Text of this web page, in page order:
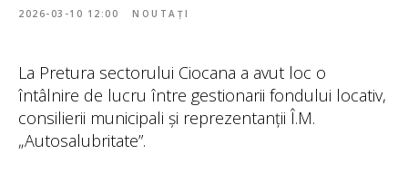
2026-03-10 12:00 NOUTAȚI
La Pretura sectorului Ciocana a avut loc o
întâlnire de lucru între gestionarii fondului locativ,
consilierii municipali și reprezentanții Î.M.
„Autosalubritate”.